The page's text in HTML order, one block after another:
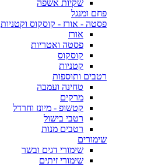
שקיות אשפה
פחם ומנגל
פסטה - אורז - קוסקוס וקטניות
אורז
פסטה ואטריות
קוסקוס
קטניות
רטבים ותוספות
טחינה ועמבה
מרקים
קטשופ - מיונז וחרדל
רטבי בישול
רטבים מנות
שימורים
שימורי דגים ובשר
שימורי זיתים